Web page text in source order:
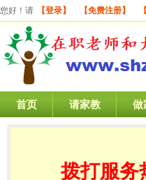
您好！请 【登录】 【免费注册】
首页 请家教 做
拨打服务